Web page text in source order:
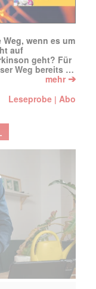
wenn es um
auf
geht? Für
Weg bereits …
mehr ➔
Leseprobe |Abo